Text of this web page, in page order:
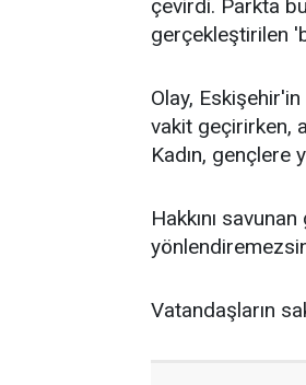
çevirdi. Parkta
gerçekleştirilen
Olay,
vakit geçirirken,
Kadın, gençlere
Hakkını
Vatandaşların